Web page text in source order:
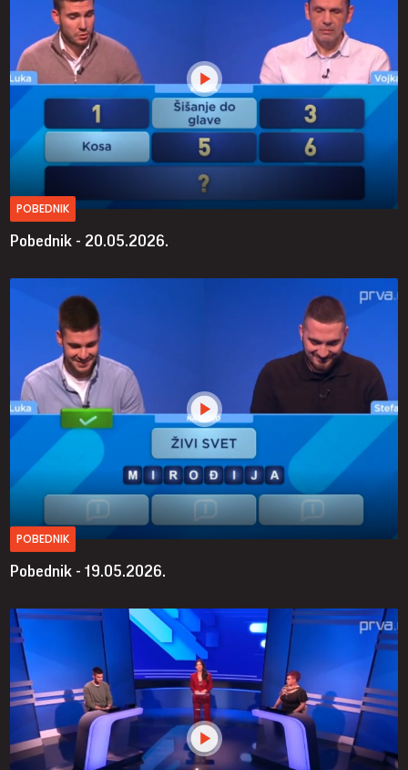
POBEDNIK
Pobednik - 20.05.2026.
POBEDNIK
Pobednik - 19.05.2026.